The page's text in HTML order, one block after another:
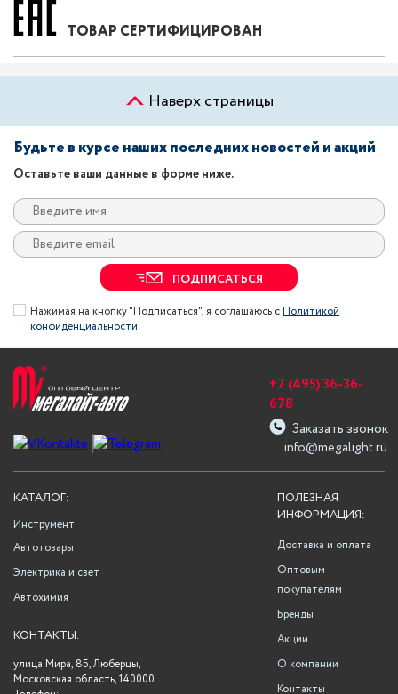
ТОВАР СЕРТИФИЦИРОВАН
Наверх страницы
Будьте в курсе наших последних новостей и акций
Оставьте ваши данные в форме ниже.
ПОДПИСАТЬСЯ
Нажимая на кнопку "Подписаться", я соглашаюсь сПолитикой
конфиденциальности
info@megalight.ru
+7 (495) 36-36-
678
Заказать звонок
ПОЛЕЗНАЯ
ИНФОРМАЦИЯ:
Доставка и оплата
Оптовым
покупателям
Бренды
Акции
О компании
Контакты
КАТАЛОГ:
Инструмент
Автотовары
Электрика и свет
Автохимия
КОНТАКТЫ:
улица Мира, 8Б, Люберцы,
Московская область, 140000